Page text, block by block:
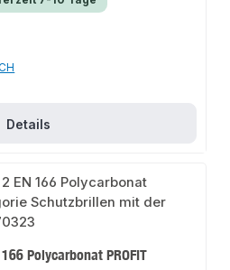
Details
Polycarbonat PROFIT